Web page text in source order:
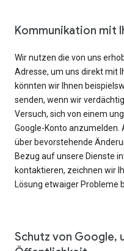
Kommunikation mit
Wir nutzen die von uns
Adresse, um uns direkt mit
könnten wir Ihnen
senden, wenn wir
Versuch, sich von einem
Google-Konto anzumelden.
über bevorstehende
Bezug auf unsere Dienste
kontaktieren, zeichnen wir
Lösung etwaiger Probleme
Schutz von Google,